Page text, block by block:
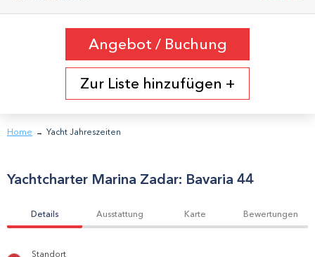
Yachtcharter Marina Zadar: Bavaria 44
Details Ausstattung Karte Bewertungen
Standort
Home → Yacht Jahreszeiten
Angebot / Buchung
Zur Liste hinzufügen +